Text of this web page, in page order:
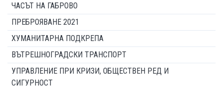
ЧАСЪТ НА ГАБРОВО
ПРЕБРОЯВАНЕ 2021
ХУМАНИТАРНА ПОДКРЕПА
ВЪТРЕШНОГРАДСКИ ТРАНСПОРТ
УПРАВЛЕНИЕ ПРИ КРИЗИ, ОБЩЕСТВЕН РЕД И
СИГУРНОСТ